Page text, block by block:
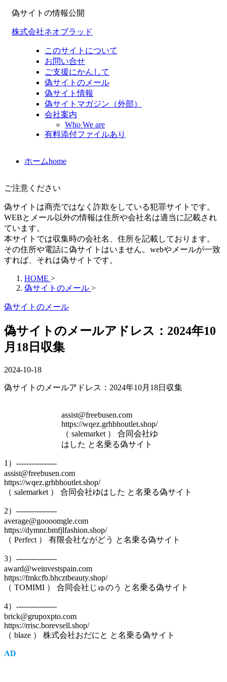
偽サイトの情報公開
株式会社ネオブラッド
このサイトについて
お問い合せ
ご支援にかんして
偽サイトのメール
偽サイト情報
偽サイトマガジン（外部）
会社案内
Who We are
有料添付ファイルあり
ホームhome
ご注意ください
偽サイトは商売ではなく詐欺をしている犯罪サイトです。
WEBとメール以外の情報は住所や会社名は適当に記載され
ています。
本サイトでは収集時の会社名、住所を記載しております。
その住所や電話に偽サイトはいません。webやメールが一致
すれば、それは偽サイトです。
HOME >
偽サイトのメール >
偽サイトのメール
偽サイトのメールアドレス：2024年10
月18日収集
2024-10-18
偽サイトのメールアドレス：2024年10月18日収集
assist@freebusen.com
https://wqez.grhbhoutlet.shop/
（ salemarket ） 合同会社ゆ
はした と名乗る偽サイト
1）----------------
assist@freebusen.com
https://wqez.grhbhoutlet.shop/
（ salemarket ） 合同会社ゆはした と名乗る偽サイト
2）----------------
average@goooomgle.com
https://dymnr.bmfjlfashion.shop/
（ Perfect ） 有限会社ながどう と名乗る偽サイト
3）----------------
award@weinvestspain.com
https://fmkcfb.bhcztbeauty.shop/
（ TOMIMI ） 合同会社じゅのう と名乗る偽サイト
4）----------------
brick@grupoxpto.com
https://rrisc.borevsell.shop/
（ blaze ） 株式会社おだにと と名乗る偽サイト
AD